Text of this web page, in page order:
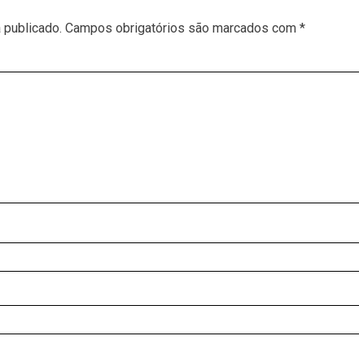
Campos obrigatórios são marcados com *